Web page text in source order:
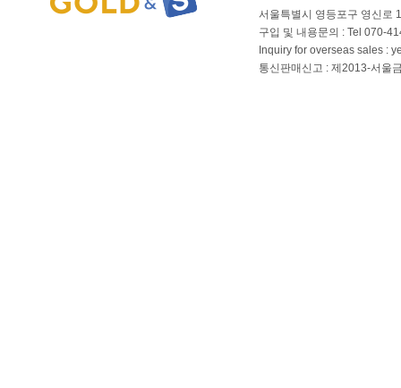
서울특별시 영등포구 영신로
구입 및 내용문의 : Tel 070-
Inquiry for overseas sales :
통신판매신고 : 제2013-서울